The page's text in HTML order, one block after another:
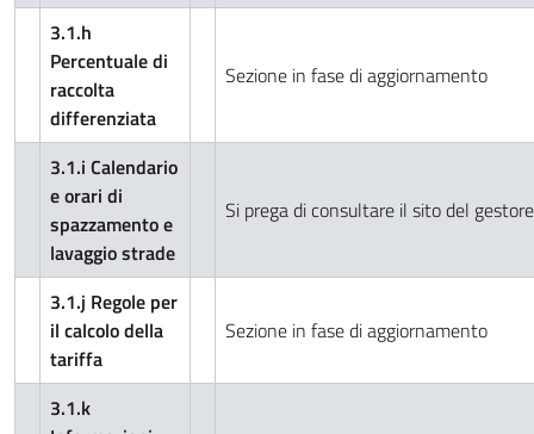
3.1.h
Percentuale di
raccolta
differenziata
Sezione in fase di aggiornamento
3.1.i Calendario
e orari di
spazzamento e
lavaggio strade
Si prega di consultare il sito del
3.1.j Regole per
il calcolo della
tariffa
Sezione in fase di aggiornamento
3.1.k